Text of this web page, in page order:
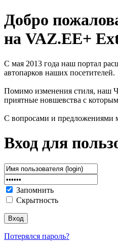
Добро
на VAZ.EE+
С мая 2013 года наш портал
автопарков наших посетителей.
Помимо изменения стиля, наш
приятные новшевства с
С вопросами и предложениями
Вход для
Запомнить
Скрытность
Потерялся пароль?